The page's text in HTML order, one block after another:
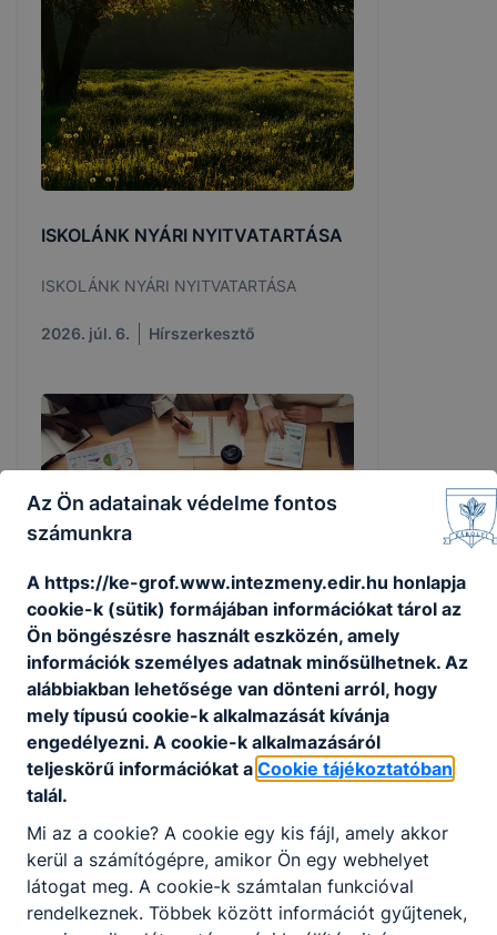
ISKOLÁNK NYÁRI NYITVATARTÁSA
ISKOLÁNK NYÁRI NYITVATARTÁSA
2026. júl. 6. Hírszerkesztő
Felvételi jegyzék 2026
Felvételi jegyzék 2026
2026. márc. 18. Hírszerkesztő
Az Ön adatainak védelme fontos
számunkra
A https://ke-grof.www.intezmeny.edir.hu honlapja
cookie-k (sütik) formájában információkat tárol az
Ön böngészésre használt eszközén, amely
információk személyes adatnak minősülhetnek. Az
alábbiakban lehetősége van dönteni arról, hogy
mely típusú cookie-k alkalmazását kívánja
engedélyezni. A cookie-k alkalmazásáról
teljeskörű információkat a Cookie tájékoztatóban
talál.
Mi az a cookie? A cookie egy kis fájl, amely akkor
kerül a számítógépre, amikor Ön egy webhelyet
látogat meg. A cookie-k számtalan funkcióval
rendelkeznek. Többek között információt gyűjtenek,